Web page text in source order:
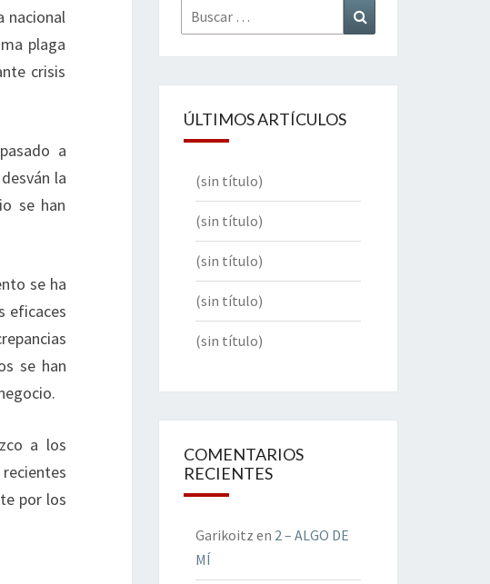
nacional
plaga
crisis
a
la
se han
se ha
eficaces
se han
a los
por los
Buscar
por:
ÚLTIMOS ARTÍCULOS
(sin título)
(sin título)
(sin título)
(sin título)
(sin título)
COMENTARIOS
RECIENTES
Garikoitz en 2 – ALGO DE
MÍ